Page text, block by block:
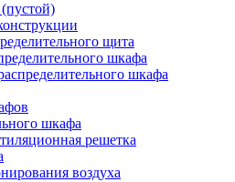
щита
шкафа
шкафа
шкафа
решетка
воздуха